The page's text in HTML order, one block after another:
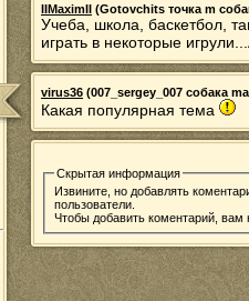
IIMaximII (Gotovchits точка m
Учеба, школа, баскетбол,
играть в некоторые
virus36 (007_sergey_007 собака
Какая популярная тема
Скрытая информация
Извините, но добавлять
пользователи.
Чтобы добавить коментарий,